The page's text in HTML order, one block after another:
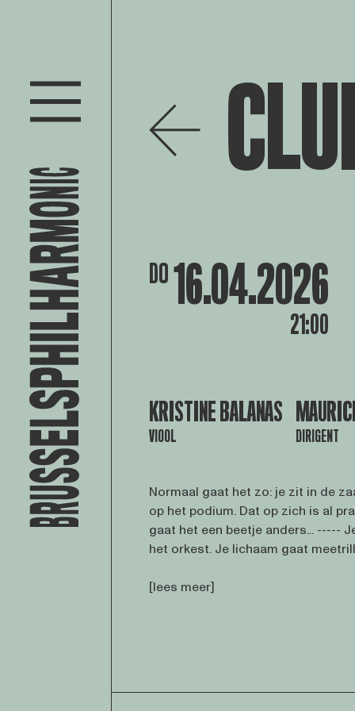
DO16.04.2026
21:00
KRISTINE BALANAS
VIOOL DIRIGENT
Normaal gaat het zo: je zit in de
op het podium. Dat op zich is al
gaat het een beetje anders... -----
het orkest. Je lichaam gaat meetrill
[lees meer]